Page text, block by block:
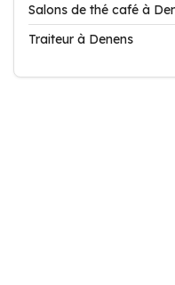
Salons de thé café à
Traiteur à Denens